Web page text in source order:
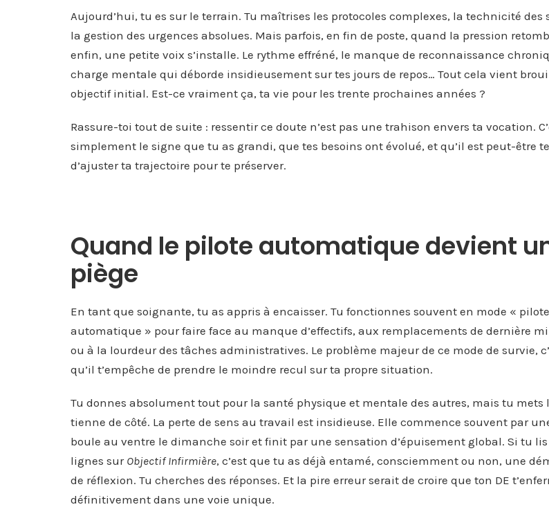
Aujourd’hui, tu es sur le terrain. Tu maîtrises les protocoles complexes, la technicité des
la gestion des urgences absolues. Mais parfois, en fin de poste, quand la pression
enfin, une petite voix s’installe. Le rythme effréné, le manque de reconnaissance
charge mentale qui déborde insidieusement sur tes jours de repos… Tout cela vient
objectif initial. Est-ce vraiment ça, ta vie pour les trente prochaines années ?
Rassure-toi tout de suite : ressentir ce doute n’est pas une trahison envers ta vocation.
simplement le signe que tu as grandi, que tes besoins ont évolué, et qu’il est peut-être
d’ajuster ta trajectoire pour te préserver.
Quand le pilote automatique devient
piège
En tant que soignante, tu as appris à encaisser. Tu fonctionnes souvent en mode « pilote
automatique » pour faire face au manque d’effectifs, aux remplacements de dernière
ou à la lourdeur des tâches administratives. Le problème majeur de ce mode de survie,
qu’il t’empêche de prendre le moindre recul sur ta propre situation.
Tu donnes absolument tout pour la santé physique et mentale des autres, mais tu mets
tienne de côté. La perte de sens au travail est insidieuse. Elle commence souvent par
boule au ventre le dimanche soir et finit par une sensation d’épuisement global. Si tu lis
lignes sur Objectif Infirmière, c’est que tu as déjà entamé, consciemment ou non, une
de réflexion. Tu cherches des réponses. Et la pire erreur serait de croire que ton DE
définitivement dans une voie unique.